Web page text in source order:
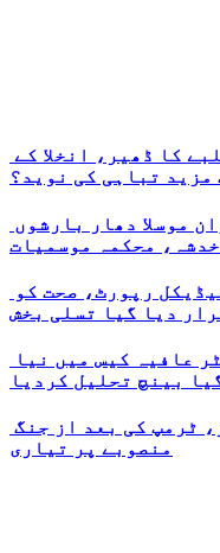
کا ڈھیر، انخلا کے
مزید تباہی کی نوید؟
موسلا دھار بارشوں
خدشہ، محکمہ موسمیات
رپورٹ، صحت کو
دیا گیا تسلی بخش
عافیہ کیس میں نیا
بینچ تحلیل کردیا
ٹرمپ کی بعد از جنگ
منصوبے پر تیاری